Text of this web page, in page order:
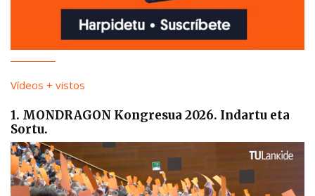
Vídeos + vistos
1. MONDRAGON Kongresua 2026. Indartu eta
Sortu.